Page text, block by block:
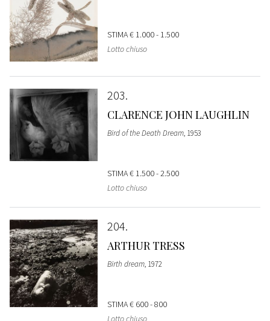
STIMA€ 1.000 - 1.500
Lotto chiuso
203
CLARENCE JOHN LAUGHLIN
Bird of the Death Dream, 1953
STIMA€ 1.500 - 2.500
Lotto chiuso
204
ARTHUR TRESS
Birth dream, 1972
STIMA€ 600 - 800
Lotto chiuso